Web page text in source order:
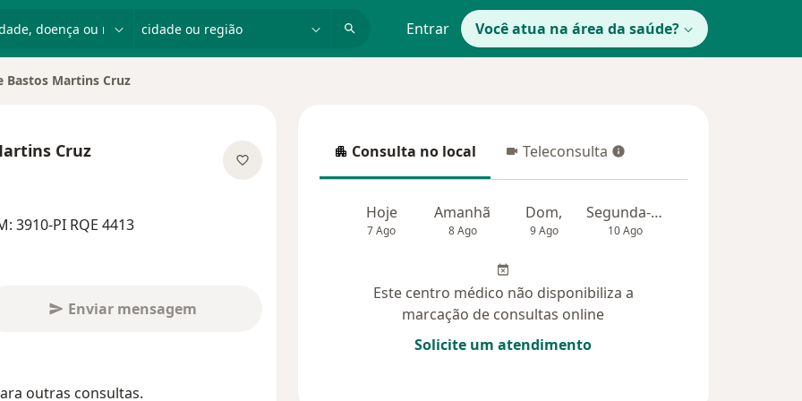
Entrar Você atua na área da saúde?
Bastos Martins Cruz
Cruz
3910-PI RQE 4413
Enviar mensagem
outras consultas.
Consulta no local
Consulta no local Teleconsulta
Teleconsulta
Hoje
7 Ago
Amanhã
8 Ago
Dom,
9 Ago
Segunda-feira
10 Ago
Este centro médico não disponibiliza a
marcação de consultas online
Solicite um atendimento